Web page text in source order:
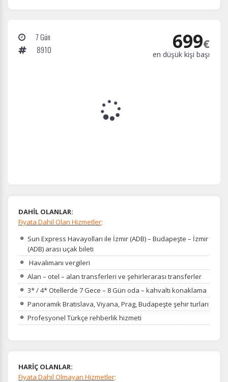
7 Gün
8910
699€
en düşük kişi başı
DAHİL OLANLAR:
Fiyata Dahil Olan Hizmetler;
Sun Express Havayolları ile İzmir (ADB) – Budapeşte – İzmir
(ADB) arası uçak bileti
Havalimanı vergileri
Alan – otel – alan transferleri ve şehirlerarası transferler
3* / 4* Otellerde 7 Gece – 8 Gün oda – kahvaltı konaklama
Panoramik Bratislava, Viyana, Prag, Budapeşte şehir turları
Profesyonel Türkçe rehberlik hizmeti
HARİÇ OLANLAR:
Fiyata Dahil Olmayan Hizmetler;